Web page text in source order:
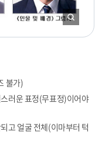
불가)
러운 표정(무표정)이어야
고 얼굴 전체(이마부터 턱